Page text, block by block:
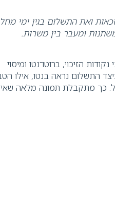
ואת התשלום בגין ימי
ומעבר בין משרות.
הזיכוי, ברוטו־נטו ומיסוי
התשלום נראה בנטו, אילו
כך מתקבלת תמונה מלאה